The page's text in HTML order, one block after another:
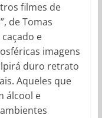
filmes de
de Tomas
e
imagens
duro retrato
Aqueles que
álcool e